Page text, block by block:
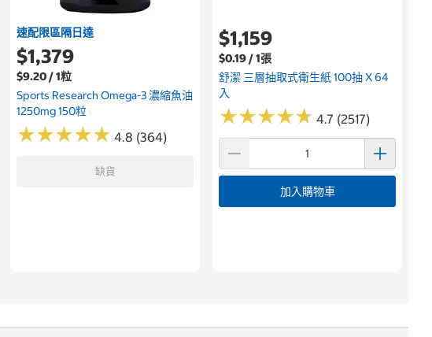
速配限區隔日達
$1,379
$9.20 / 1粒
Sports Research Omega-3 濃縮魚油
1250mg 150粒
★★★★★
★★★★★ 4.8 (364)
缺貨
$1,159
$0.19 / 1張
舒潔 三層抽取式衛生紙 100抽 X 64
入
★★★★★
★★★★★ 4.7 (2517)
加入購物車